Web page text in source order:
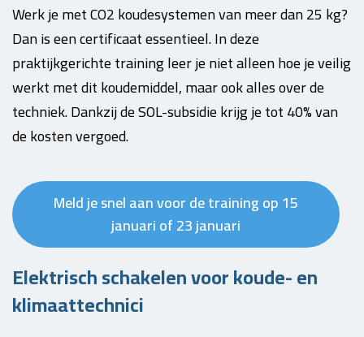
Werk je met CO2 koudesystemen van meer dan 25 kg?
Dan is een certificaat essentieel. In deze
praktijkgerichte training leer je niet alleen hoe je veilig
werkt met dit koudemiddel, maar ook alles over de
techniek. Dankzij de SOL-subsidie krijg je tot 40% van
de kosten vergoed.
Meld je snel aan voor de training op 15
januari of 23 januari
Elektrisch schakelen voor koude- en
klimaattechnici